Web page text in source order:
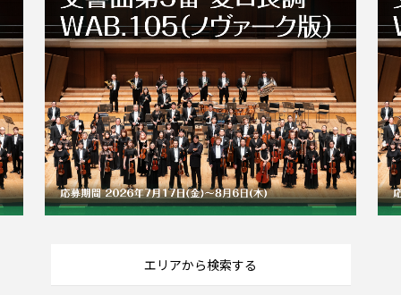
エリアから検索する